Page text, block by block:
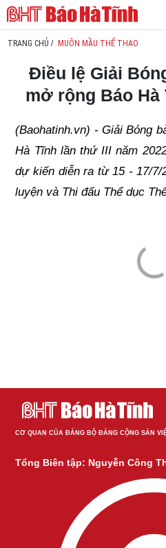
TRANG CHỦ / MUÔN MẦU THỂ THAO
Điều lệ Giải
mở rộng Báo Hà
(Baohatinh.vn) - Giải Bóng
Hà Tĩnh lần thứ III năm
dự kiến diễn ra từ 15 - 17/7/
luyện và Thi đấu Thể dục
CƠ QUAN CỦA ĐẢNG BỘ ĐẢNG CỘNG SẢN
Tổng Biên tập: Nguyễn Công